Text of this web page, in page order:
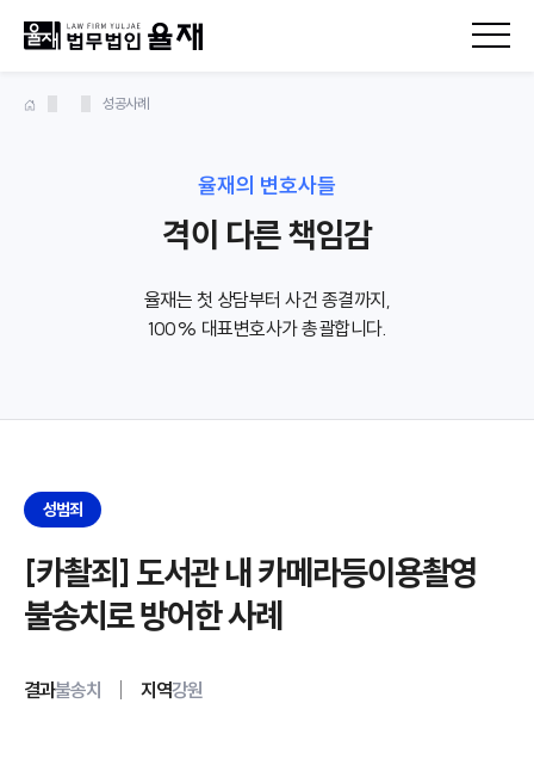
율재의 변호사들
격이 다른 책임감
율재는 첫 상담부터 사건 종결까지,
100% 대표변호사가 총괄합니다.
성공사례
성범죄
[카촬죄] 도서관 내 카메라등이용촬영
불송치로 방어한 사례
결과불송치 지역강원